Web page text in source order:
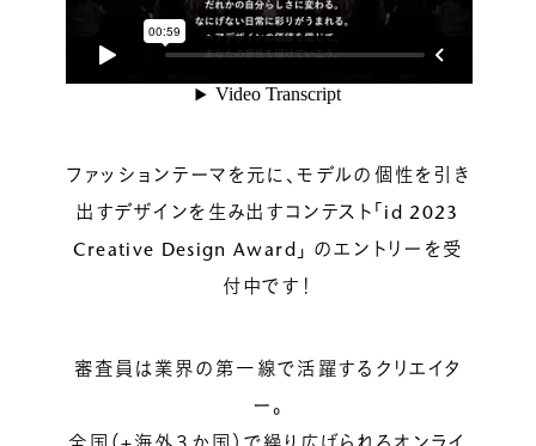
研究情報
ヘアコラム
SALON LIST
ファッションテーマを元に、モデルの個性を引き
出すデザインを生み出すコンテスト「id 2023
Creative Design Award」 のエントリーを受
付中です！
審査員は業界の第一線で活躍するクリエイタ
ー。